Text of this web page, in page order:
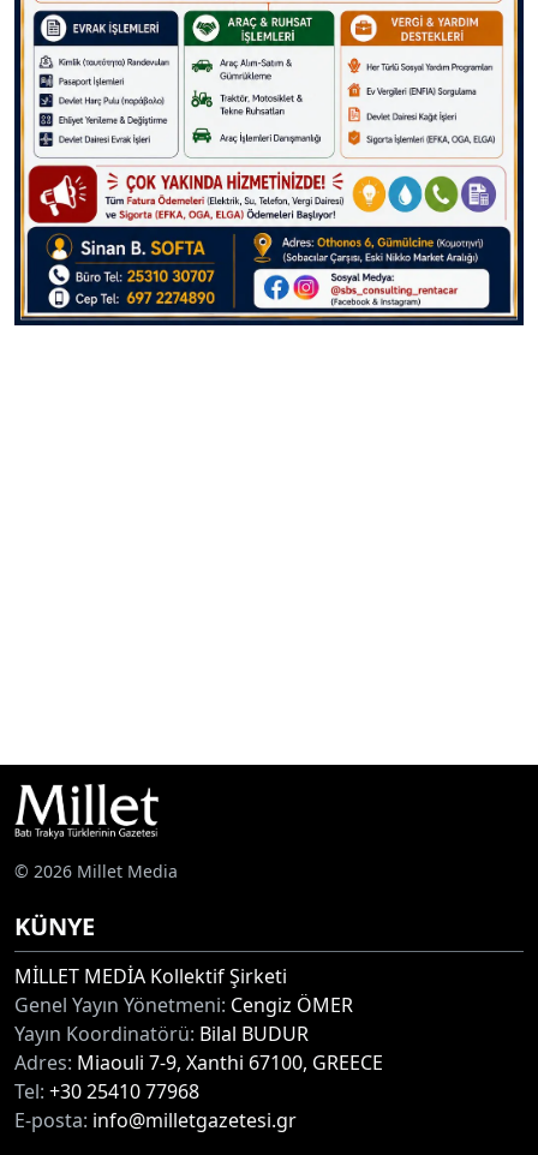
© 2026 Millet Media
KÜNYE
MİLLET MEDİA Kollektif Şirketi
Genel Yayın Yönetmeni: Cengiz ÖMER
Yayın Koordinatörü: Bilal BUDUR
Adres: Miaouli 7-9, Xanthi 67100, GREECE
Tel: +30 25410 77968
E-posta: info@milletgazetesi.gr